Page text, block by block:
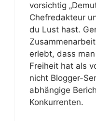
vorsichtig
Chefredakteur
du Lust hast.
erlebt, dass
Freiheit hat als
nicht Blogger-
abhängige
Konkurrenten.